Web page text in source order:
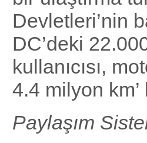
Devletleri’nin
DC’deki
kullanıcısı,
4.4 milyon km’
Paylaşım